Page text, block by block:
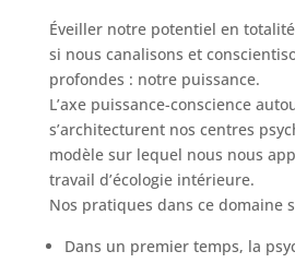
Éveiller notre potentiel en
si nous canalisons et
profondes : notre puissance.
L’axe puissance-conscience
s’architecturent nos centres
modèle sur lequel nous nous
travail d’écologie intérieure.
Nos pratiques dans ce domaine
Dans un premier temps, la